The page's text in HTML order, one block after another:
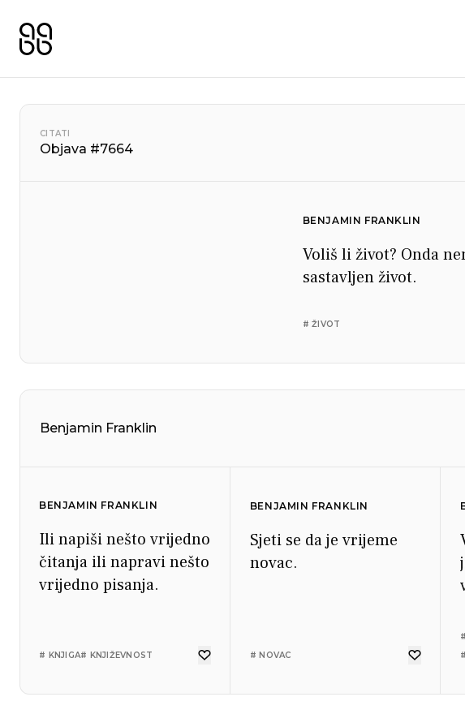
CITATI
Objava #7664
BENJAMIN FRANKLIN
Voliš li život? Onda
sastavljen život.
# ŽIVOT
Benjamin Franklin
BENJAMIN FRANKLIN
Ili napiši nešto vrijedno
čitanja ili napravi nešto
vrijedno pisanja.
# KNJIGA# KNJIŽEVNOST
BENJAMIN FRANKLIN
Sjeti se da je vrijeme
novac.
# NOVAC